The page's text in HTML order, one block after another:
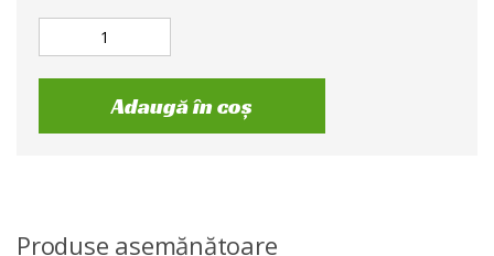
Adaugă în coș
Produse asemănătoare